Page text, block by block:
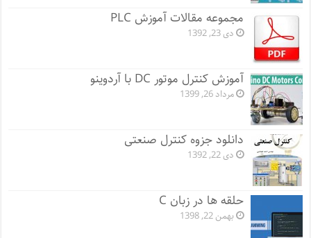
مجموعه مقالات آموزش PLC
دی 23, 1392
آموزش کنترل موتور DC با آردوینو
مرداد 26, 1399
دانلود جزوه کنترل صنعتی
دی 22, 1392
حلقه ها در زبان C
بهمن 22, 1398